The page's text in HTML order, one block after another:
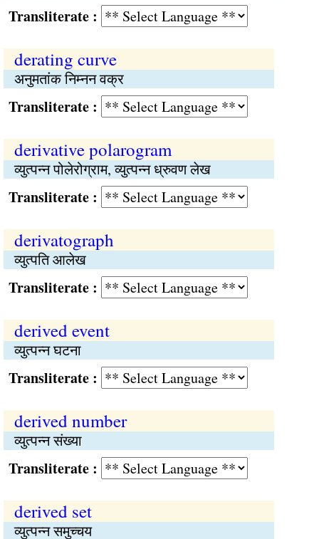
:
derating curve
अनुमतांक निम्नन वक्र
:
derivative polarogram
व्युत्पन्न पोलेरोग्राम, व्युत्पन्न ध्रुवण लेख
:
derivatograph
व्युत्पति आलेख
:
derived event
व्युत्पन्न घटना
:
derived number
व्युत्पन्न संख्या
:
derived set
व्युत्पन्न समुच्चय